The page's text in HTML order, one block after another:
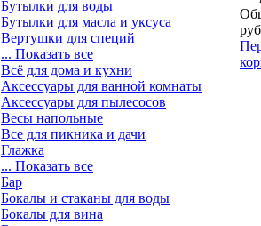
Бутылки для воды
Бутылки для масла и уксуса
Вертушки для специй
... Показать все
Всё для дома и кухни
Аксессуары для ванной комнаты
Аксессуары для пылесосов
Весы напольные
Все для пикника и дачи
Глажка
... Показать все
Бар
Бокалы и стаканы для воды
Бокалы для вина